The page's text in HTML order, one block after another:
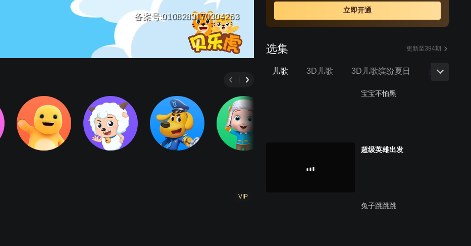
备案号:0108283170304263
立即开通
选集 更新至394期
儿歌 3D儿歌 3D儿歌缤纷夏日 超级汽车1
宝宝不怕黑
超级英雄出发
兔子跳跳跳
VIP